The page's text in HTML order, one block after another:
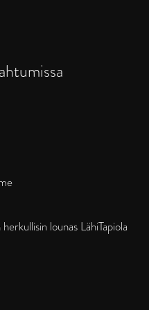
lounas LähiTapiola